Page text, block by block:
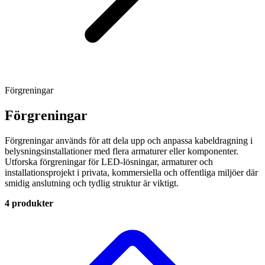
Förgreningar
Förgreningar
Förgreningar används för att dela upp och anpassa kabeldragning i
belysningsinstallationer med flera armaturer eller komponenter.
Utforska förgreningar för LED-lösningar, armaturer och
installationsprojekt i privata, kommersiella och offentliga miljöer där
smidig anslutning och tydlig struktur är viktigt.
4 produkter